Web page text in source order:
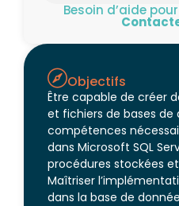
Objectifs
Être capable de créer
et fichiers de bases de
compétences
dans Microsoft SQL
procédures stockées
Maîtriser
dans la base de
Besoin d’aide